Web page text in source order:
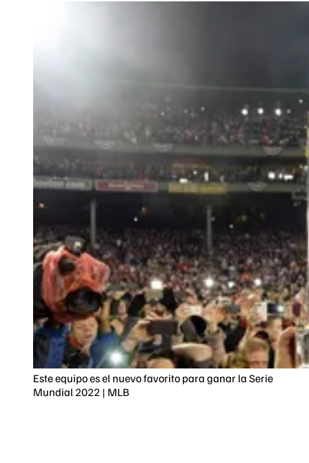
Este equipo es el nuevo favorito para ganar la Serie
Mundial 2022 | MLB